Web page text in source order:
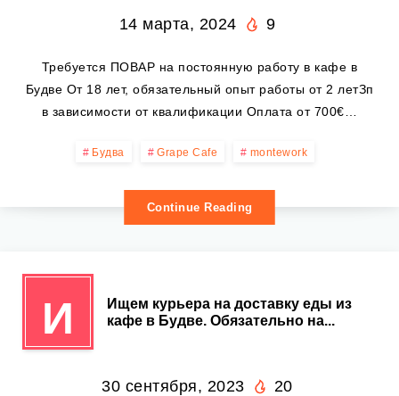
14 марта, 2024 9
Требуется ПОВАР на постоянную работу в кафе в
Будве От 18 лет, обязательный опыт работы от 2 летЗп
в зависимости от квалификации Оплата от 700€…
Будва Grape Cafe montework
Continue Reading
И
Ищем курьера на доставку еды из
кафе в Будве. Обязательно на...
30 сентября, 2023 20